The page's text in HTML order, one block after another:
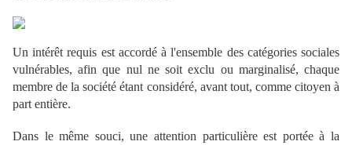
Un intérêt requis est accordé à l'ensemble des catégories sociales
vulnérables, afin que nul ne soit exclu ou marginalisé, chaque
membre de la société étant considéré, avant tout, comme citoyen à
part entière.
Dans le même souci, une attention particulière est portée à la